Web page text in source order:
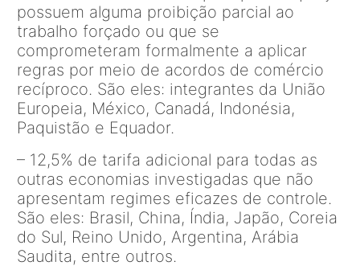
possuem alguma proibição parcial ao
trabalho forçado ou que se
comprometeram formalmente a aplicar
regras por meio de acordos de comércio
recíproco. São eles: integrantes da União
Europeia, México, Canadá, Indonésia,
Paquistão e Equador.
– 12,5% de tarifa adicional para todas as
outras economias investigadas que não
apresentam regimes eficazes de controle.
São eles: Brasil, China, Índia, Japão, Coreia
do Sul, Reino Unido, Argentina, Arábia
Saudita, entre outros.